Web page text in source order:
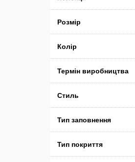
Розмір
Колір
Термін виробництва
Стиль
Тип заповнення
Тип покриття